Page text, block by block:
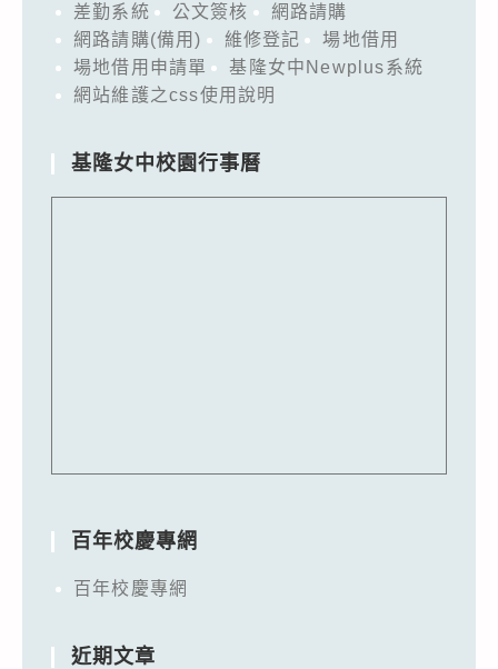
差勤系統 公文簽核
網路請購
網路請購(備用)
維修登記
場地借用
場地借用申請單
基隆女中Newplus系統
網站維護之css使用說明
基隆女中校園行事曆
百年校慶專網
百年校慶專網
近期文章